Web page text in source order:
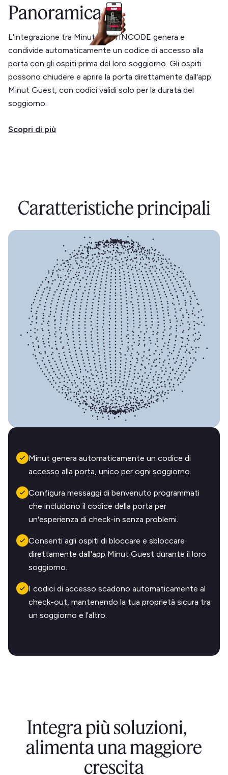
Panoramica
L'integrazione tra Minut e KEYINCODE genera e
condivide automaticamente un codice di accesso alla
porta con gli ospiti prima del loro soggiorno. Gli ospiti
possono chiudere e aprire la porta direttamente dall'app
Minut Guest, con codici validi solo per la durata del
soggiorno.
Scopri di più
Caratteristiche principali
Minut genera automaticamente un codice di
accesso alla porta, unico per ogni soggiorno.
Configura messaggi di benvenuto programmati
che includono il codice della porta per
un'esperienza di check-in senza problemi.
Consenti agli ospiti di bloccare e sbloccare
direttamente dall'app Minut Guest durante il loro
soggiorno.
I codici di accesso scadono automaticamente al
check-out, mantenendo la tua proprietà sicura tra
un soggiorno e l'altro.
Integra più soluzioni,
alimenta una maggiore
crescita